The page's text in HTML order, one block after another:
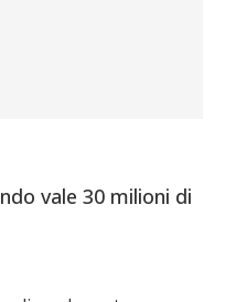
vale 30 milioni di